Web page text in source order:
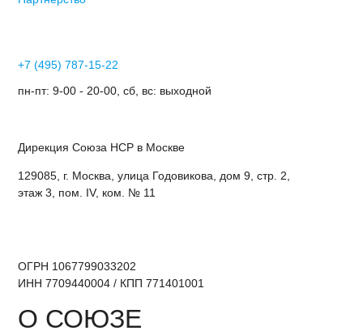
+7 (495) 787-15-22
пн-пт: 9-00 - 20-00, сб, вс: выходной
Дирекция Cоюза НСР в Москве
129085, г. Москва, улица Годовикова, дом 9, стр. 2,
этаж 3, пом. IV, ком. № 11
ОГРН 1067799033202
ИНН 7709440004 / КПП 771401001
О СОЮЗЕ